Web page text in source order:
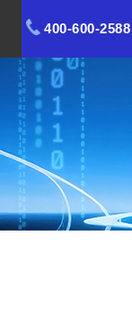
400-600-2588